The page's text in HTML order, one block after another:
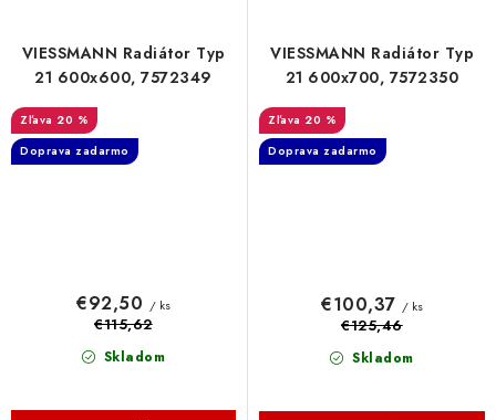
VIESSMANN Radiátor Typ
21 600x600, 7572349
20 %
Doprava zadarmo
Skladom
€92,50 / ks
€115,62
VIESSMANN Radiátor Typ
21 600x700, 7572350
20 %
Doprava zadarmo
Skladom
€100,37 / ks
€125,46